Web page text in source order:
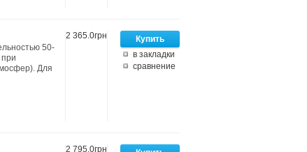
в закладки
сравнение
2 365.0грн
50-
при
Для
2 795.0грн